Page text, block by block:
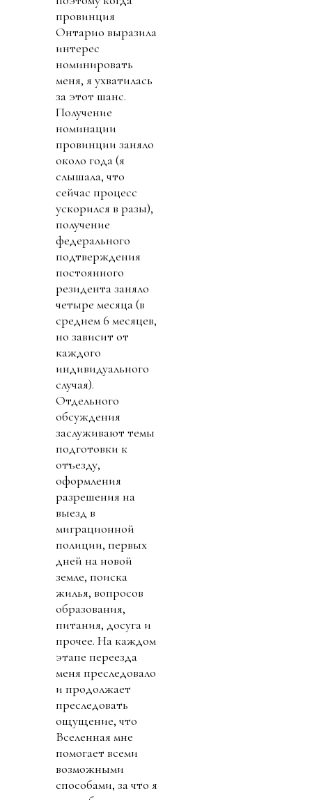
провинция
Онтарио выразила
интерес
номинировать
меня, я ухватилась
за этот шанс.
Получение
номинации
провинции заняло
около года (я
слышала, что
сейчас процесс
ускорился в разы),
получение
федерального
подтверждения
постоянного
резидента заняло
четыре месяца (в
среднем 6 месяцев,
но зависит от
каждого
индивидуального
случая).
Отдельного
обсуждения
заслуживают темы
подготовки к
отъезду,
оформления
разрешения на
выезд в
миграционной
полиции, первых
дней на новой
земле, поиска
жилья, вопросов
образования,
питания, досуга и
прочее. На каждом
этапе переезда
меня преследовало
и продолжает
преследовать
ощущение, что
Вселенная мне
помогает всеми
возможными
способами, за что я